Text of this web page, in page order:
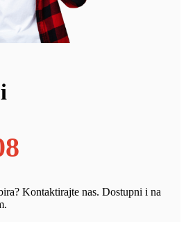
Kontaktirajte nas. Dostupni i na